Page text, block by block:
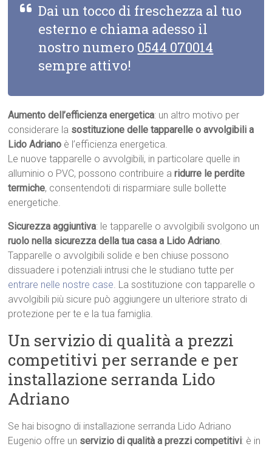
Dai un tocco di freschezza al tuo
esterno e chiama adesso il
nostro numero 0544 070014
sempre attivo!
Aumento dell’efficienza energetica: un altro motivo per
considerare la sostituzione delle tapparelle o avvolgibili a
Lido Adriano è l’efficienza energetica.
Le nuove tapparelle o avvolgibili, in particolare quelle in
alluminio o PVC, possono contribuire aridurre le perdite
termiche, consentendoti di risparmiare sulle bollette
energetiche.
Sicurezza aggiuntiva: le tapparelle o avvolgibili svolgono un
ruolo nella sicurezza della tua casa a Lido Adriano.
Tapparelle o avvolgibili solide e ben chiuse possono
dissuadere i potenziali intrusi che le studiano tutte per
entrare nelle nostre case. La sostituzione con tapparelle o
avvolgibili più sicure può aggiungere un ulteriore strato di
protezione per te e la tua famiglia.
Un servizio di qualità a prezzi
competitivi per serrande e per
installazione serranda Lido
Adriano
Se hai bisogno di installazione serranda Lido Adriano
Eugenio offre un servizio di qualità a prezzi competitivi: è in